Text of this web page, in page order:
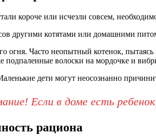
короче или исчезли совсем,
другими котятами или домашними
огня. Часто неопытный котенок,
подпаленные волоски на мордочке и
дети могут неосознанно
Если в доме есть
рациона